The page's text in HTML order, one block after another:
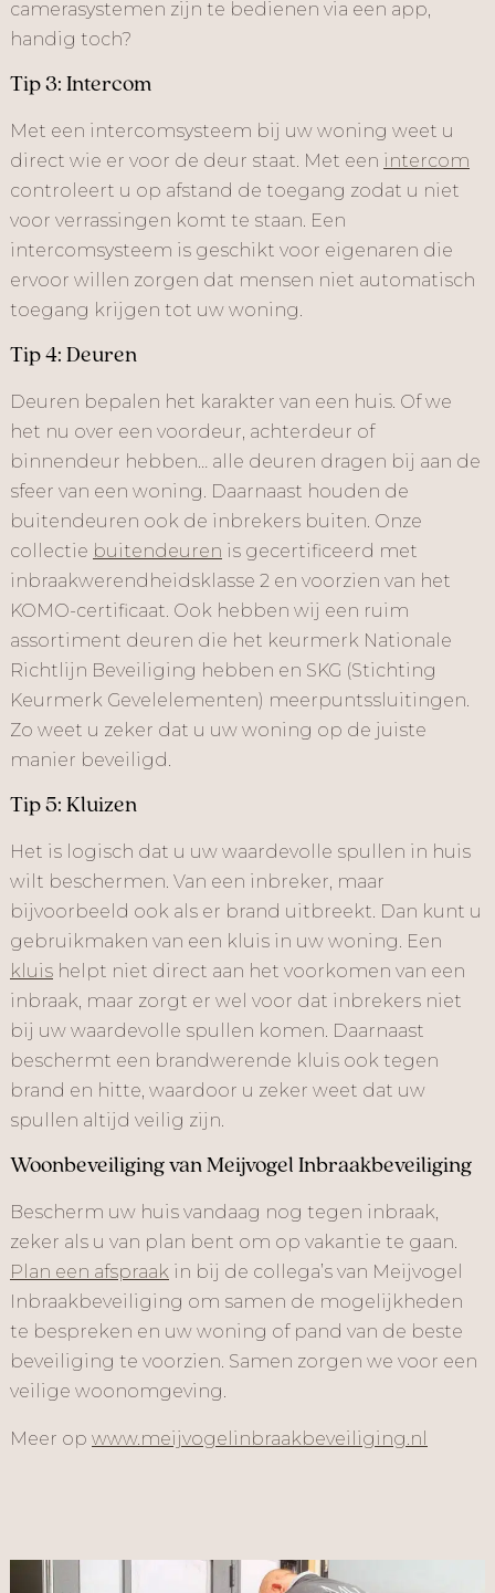
camerasystemen zijn te bedienen via een app,
handig toch?
Tip 3: Intercom
Met een intercomsysteem bij uw woning weet u
direct wie er voor de deur staat. Met een intercom
controleert u op afstand de toegang zodat u niet
voor verrassingen komt te staan. Een
intercomsysteem is geschikt voor eigenaren die
ervoor willen zorgen dat mensen niet automatisch
toegang krijgen tot uw woning.
Tip 4: Deuren
Deuren bepalen het karakter van een huis. Of we
het nu over een voordeur, achterdeur of
binnendeur hebben… alle deuren dragen bij aan de
sfeer van een woning. Daarnaast houden de
buitendeuren ook de inbrekers buiten. Onze
collectie buitendeuren is gecertificeerd met
inbraakwerendheidsklasse 2 en voorzien van het
KOMO-certificaat. Ook hebben wij een ruim
assortiment deuren die het keurmerk Nationale
Richtlijn Beveiliging hebben en SKG (Stichting
Keurmerk Gevelelementen) meerpuntssluitingen.
Zo weet u zeker dat u uw woning op de juiste
manier beveiligd.
Tip 5: Kluizen
Het is logisch dat u uw waardevolle spullen in huis
wilt beschermen. Van een inbreker, maar
bijvoorbeeld ook als er brand uitbreekt. Dan kunt u
gebruikmaken van een kluis in uw woning. Een
kluis helpt niet direct aan het voorkomen van een
inbraak, maar zorgt er wel voor dat inbrekers niet
bij uw waardevolle spullen komen. Daarnaast
beschermt een brandwerende kluis ook tegen
brand en hitte, waardoor u zeker weet dat uw
spullen altijd veilig zijn.
Woonbeveiliging van Meijvogel Inbraakbeveiliging
Bescherm uw huis vandaag nog tegen inbraak,
zeker als u van plan bent om op vakantie te gaan.
Plan een afspraak in bij de collega’s van Meijvogel
Inbraakbeveiliging om samen de mogelijkheden
te bespreken en uw woning of pand van de beste
beveiliging te voorzien. Samen zorgen we voor een
veilige woonomgeving.
Meer op www.meijvogelinbraakbeveiliging.nl